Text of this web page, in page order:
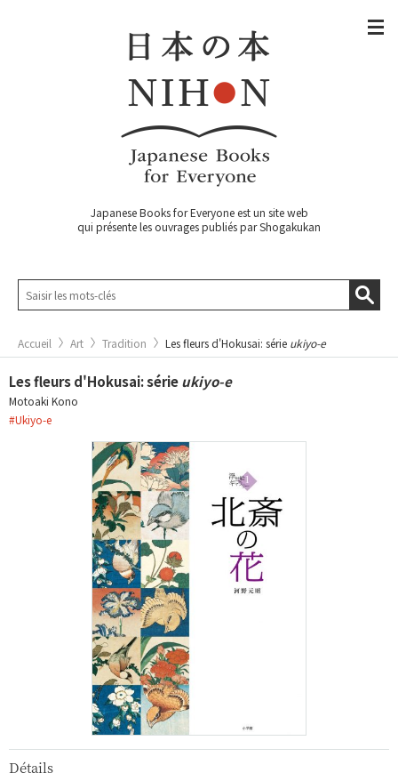
Japanese Books for Everyone est un site web
qui présente les ouvrages publiés par Shogakukan
Accueil Art Tradition Les fleurs d'Hokusai: série ukiyo-e
Les fleurs d'Hokusai: sérieukiyo-e
Motoaki Kono
#Ukiyo-e
Détails